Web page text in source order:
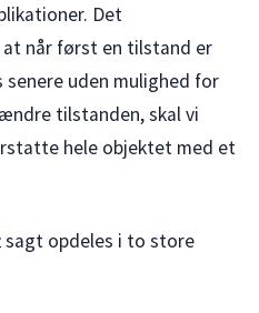
Det
når først en tilstand er
uden mulighed for
tilstanden, skal vi
hele objektet med et
opdeles i to store